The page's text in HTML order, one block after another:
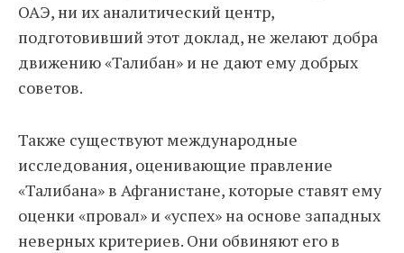
ОАЭ, ни их аналитический центр,
подготовивший этот доклад, не желают добра
движению «Талибан» и не дают ему добрых
советов.
Также существуют международные
исследования, оценивающие правление
«Талибана» в Афганистане, которые ставят ему
оценки «провал» и «успех» на основе западных
неверных критериев. Они обвиняют его в